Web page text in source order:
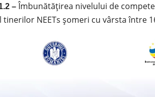
– Îmbunătățirea nivelului de
NEETs șomeri cu vârsta între